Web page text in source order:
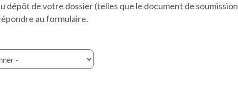
dépôt de votre dossier (telles que le document de
au formulaire.